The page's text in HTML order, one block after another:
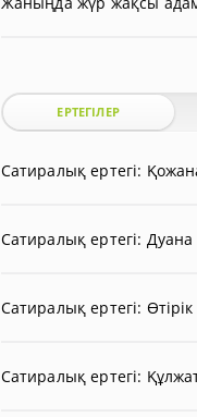
ЕРТЕГІЛЕР
Сатиралық ертегі:
Сатиралық ертегі:
Сатиралық ертегі:
Сатиралық ертегі: